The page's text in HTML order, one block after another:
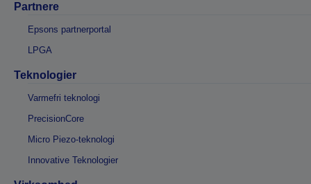
Partnere
Epsons partnerportal
LPGA
Teknologier
Varmefri teknologi
PrecisionCore
Micro Piezo-teknologi
Innovative Teknologier